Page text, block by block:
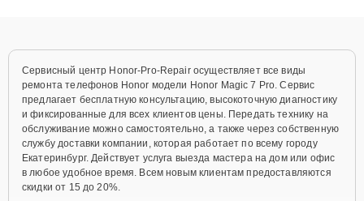
Сервисный центр Honor-Pro-Repair осуществляет все виды
ремонта телефонов Honor модели Honor Magic 7 Pro. Сервис
предлагает бесплатную консультацию, высокоточную диагностику
и фиксированные для всех клиентов цены. Передать технику на
обслуживание можно самостоятельно, а также через собственную
службу доставки компании, которая работает по всему городу
Екатеринбург. Действует услуга выезда мастера на дом или офис
в любое удобное время. Всем новым клиентам предоставляются
скидки от 15 до 20%.